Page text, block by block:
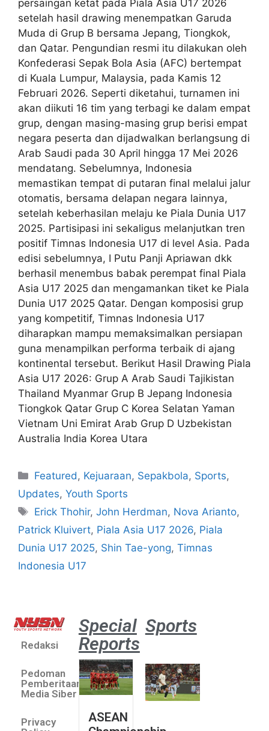
persaingan ketat pada Piala Asia U17 2026
setelah hasil drawing menempatkan Garuda
Muda di Grup B bersama Jepang, Tiongkok,
dan Qatar. Pengundian resmi itu dilakukan oleh
Konfederasi Sepak Bola Asia (AFC) bertempat
di Kuala Lumpur, Malaysia, pada Kamis 12
Februari 2026. Seperti diketahui, turnamen ini
akan diikuti 16 tim yang terbagi ke dalam empat
grup, dengan masing-masing grup berisi empat
negara peserta dan dijadwalkan berlangsung di
Arab Saudi pada 30 April hingga 17 Mei 2026
mendatang. Sebelumnya, Indonesia
memastikan tempat di putaran final melalui jalur
otomatis, bersama delapan negara lainnya,
setelah keberhasilan melaju ke Piala Dunia U17
2025. Partisipasi ini sekaligus melanjutkan tren
positif Timnas Indonesia U17 di level Asia. Pada
edisi sebelumnya, I Putu Panji Apriawan dkk
berhasil menembus babak perempat final Piala
Asia U17 2025 dan mengamankan tiket ke Piala
Dunia U17 2025 Qatar. Dengan komposisi grup
yang kompetitif, Timnas Indonesia U17
diharapkan mampu memaksimalkan persiapan
guna menampilkan performa terbaik di ajang
kontinental tersebut. Berikut Hasil Drawing Piala
Asia U17 2026: Grup A Arab Saudi Tajikistan
Thailand Myanmar Grup B Jepang Indonesia
Tiongkok Qatar Grup C Korea Selatan Yaman
Vietnam Uni Emirat Arab Grup D Uzbekistan
Australia India Korea Utara
Featured, Kejuaraan, Sepakbola, Sports,
Updates, Youth Sports
Erick Thohir,John Herdman, Nova Arianto,
Patrick Kluivert, Piala Asia U17 2026, Piala
Dunia U17 2025, Shin Tae-yong, Timnas
Indonesia U17
Redaksi
Pedoman
Pemberitaan
Media Siber
Privacy
Special
Reports
ASEAN
Sports